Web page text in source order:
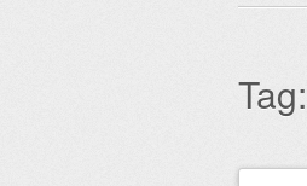
Tag: